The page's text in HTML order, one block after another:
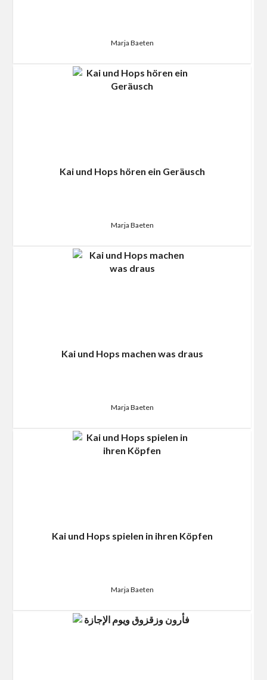
Marja Baeten
Kai und Hops hören ein Geräusch
Marja Baeten
Kai und Hops machen was draus
Marja Baeten
Kai und Hops spielen in ihren Köpfen
Marja Baeten